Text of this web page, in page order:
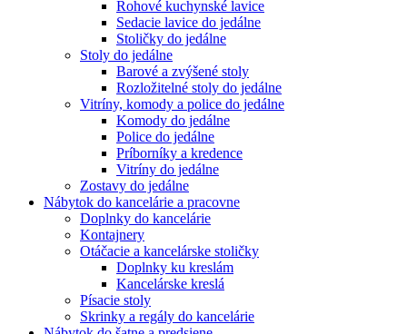
Rohové kuchynské lavice
Sedacie lavice do jedálne
Stoličky do jedálne
Stoly do jedálne
Barové a zvýšené stoly
Rozložitelné stoly do jedálne
Vitríny, komody a police do jedálne
Komody do jedálne
Police do jedálne
Príborníky a kredence
Vitríny do jedálne
Zostavy do jedálne
Nábytok do kancelárie a pracovne
Doplnky do kancelárie
Kontajnery
Otáčacie a kancelárske stoličky
Doplnky ku kreslám
Kancelárske kreslá
Písacie stoly
Skrinky a regály do kancelárie